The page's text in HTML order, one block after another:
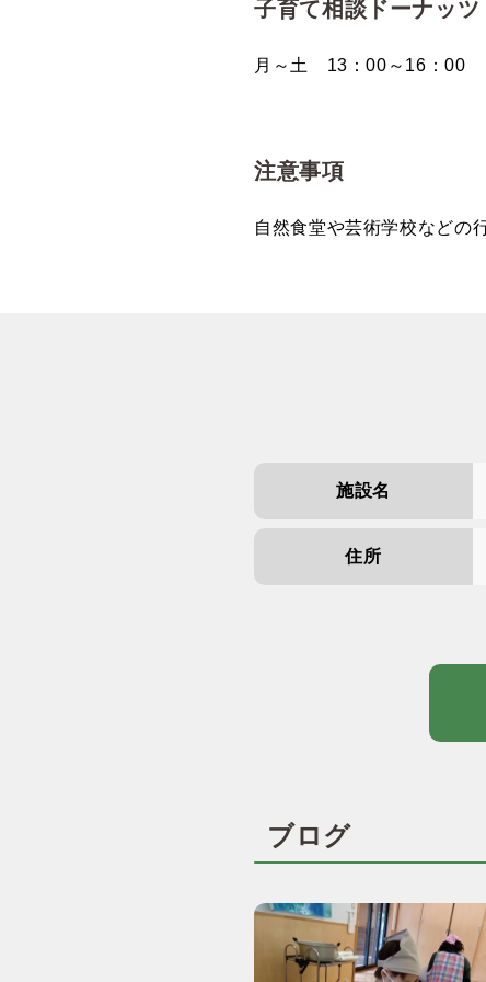
子育て相談ドーナッツ
月～土 13：00～16：00
注意事項
自然食堂や芸術学校などの
施設名
住所
ブログ